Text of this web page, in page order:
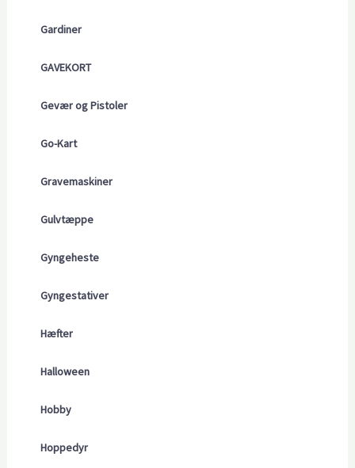
Gardiner
GAVEKORT
Gevær og Pistoler
Go-Kart
Gravemaskiner
Gulvtæppe
Gyngeheste
Gyngestativer
Hæfter
Halloween
Hobby
Hoppedyr